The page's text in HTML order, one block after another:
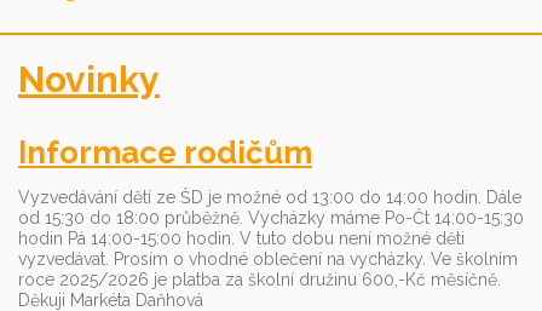
Novinky
Informace rodičům
Vyzvedávání dětí ze ŠD je možné od 13:00 do 14:00 hodin. Dále
od 15:30 do 18:00 průběžně. Vycházky máme Po-Čt 14:00-15:30
hodin Pá 14:00-15:00 hodin. V tuto dobu není možné děti
vyzvedávat. Prosím o vhodné oblečení na vycházky. Ve školním
roce 2025/2026 je platba za školní družinu 600,-Kč měsíčně.
Děkuji Markéta Daňhová